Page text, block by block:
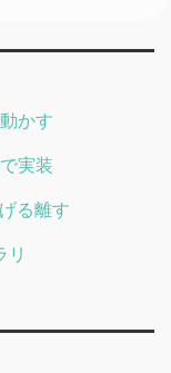
かす
実装
る離す
リ